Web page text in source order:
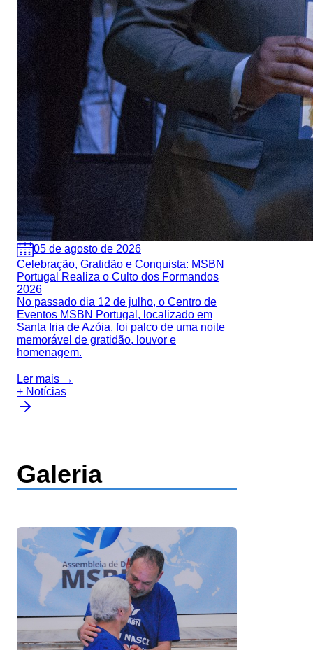
05 de agosto de 2026
Celebração, Gratidão e Conquista: MSBN
Portugal Realiza o Culto dos Formandos
2026
No passado dia 12 de julho, o Centro de
Eventos MSBN Portugal, localizado em
Santa Iria de Azóia, foi palco de uma noite
memorável de gratidão, louvor e
homenagem.
Ler mais →
+ Notícias
Galeria